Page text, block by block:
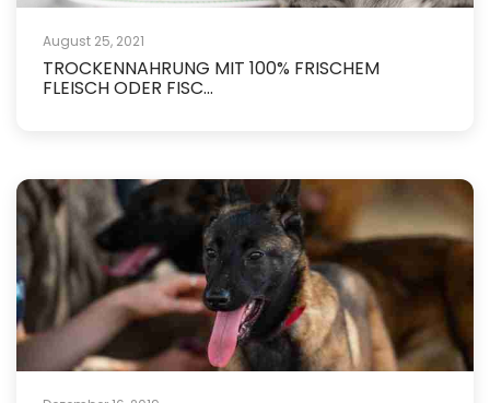
August 25, 2021
TROCKENNAHRUNG MIT 100% FRISCHEM
FLEISCH ODER FISC...